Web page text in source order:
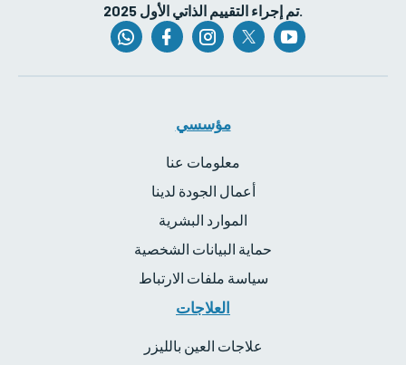
2025 تم إجراء التقييم الذاتي الأول.
مؤسسي
معلومات عنا
أعمال الجودة لدينا
الموارد البشرية
حماية البيانات الشخصية
سياسة ملفات الارتباط
العلاجات
علاجات العين بالليزر